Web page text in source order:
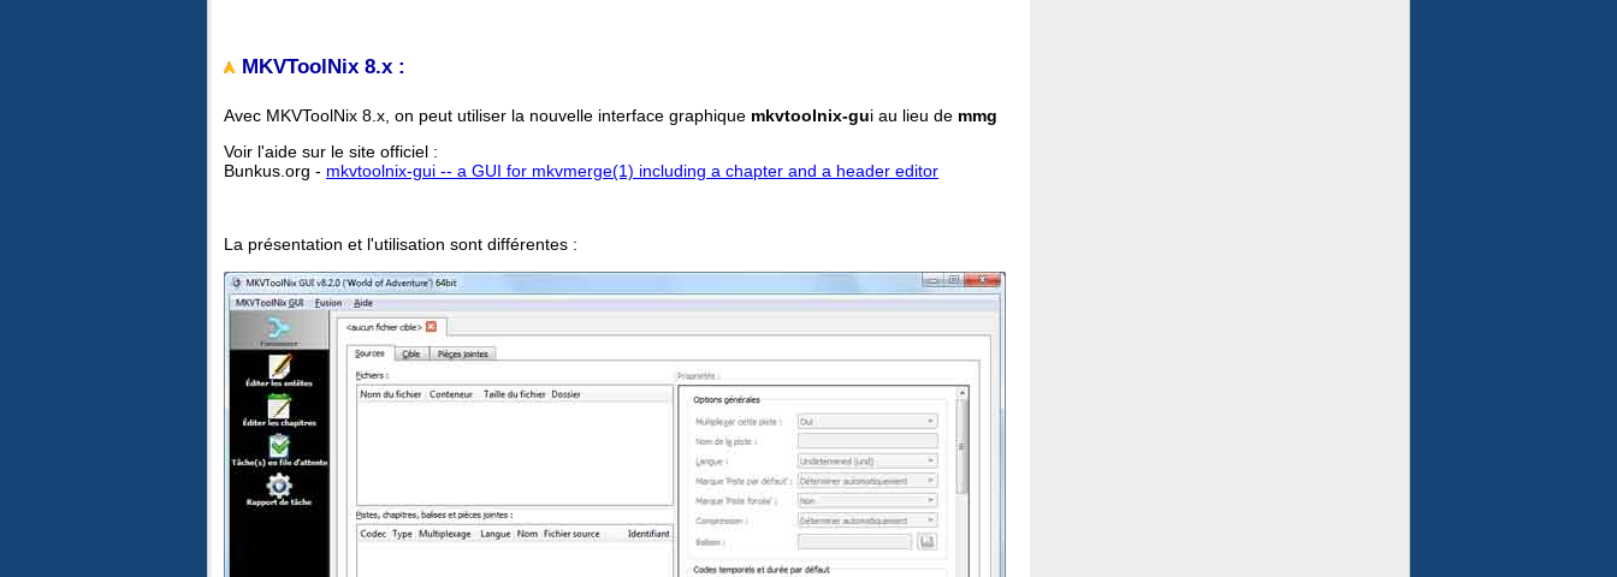
MKVToolNix 8.x :
Avec MKVToolNix 8.x, on peut utiliser la nouvelle interface graphique mkvtoolnix-gui au lieu de mmg
Voir l'aide sur le site officiel :
Bunkus.org - mkvtoolnix-gui -- a GUI for mkvmerge(1) including a chapter and a header editor
La présentation et l'utilisation sont différentes :